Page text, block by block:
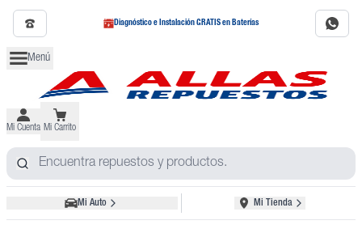
Diagnóstico e Instalación GRATIS en Baterías
Menú
Mi Cuenta Mi Carrito
Mi Auto Mi Tienda